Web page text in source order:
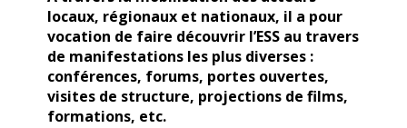
locaux, régionaux et nationaux, il a pour
vocation de faire découvrir l’ESS au travers
de manifestations les plus diverses :
conférences, forums, portes ouvertes,
visites de structure, projections de films,
formations, etc.